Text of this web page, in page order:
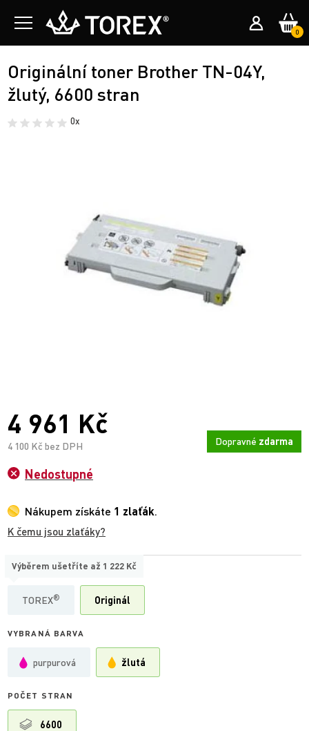
0
Originální toner Brother TN-04Y,
žlutý, 6600 stran
0x
4 961 Kč
4 100 Kč bez DPH Dopravné zdarma
Nedostupné
Nákupem získáte 1 zlaťák.
K čemu jsou zlaťáky?
TYP
TOREX®
Výběrem ušetříte až 1 222 Kč
Originál
VYBRANÁ BARVA
purpurová žlutá
POČET STRAN
6600